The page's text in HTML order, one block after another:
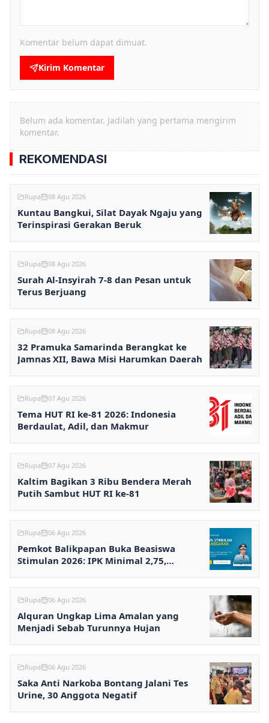
Komentar belum dapat dimuat.
Kirim Komentar
Belum ada komentar. Jadilah yang pertama mengirim
komentar.
REKOMENDASI
Rupa 08 Agu 2026
Kuntau Bangkui, Silat Dayak Ngaju yang
Terinspirasi Gerakan Beruk
Rupa 08 Agu 2026
Surah Al-Insyirah 7-8 dan Pesan untuk
Terus Berjuang
Rupa 08 Agu 2026
32 Pramuka Samarinda Berangkat ke
Jamnas XII, Bawa Misi Harumkan Daerah
Rupa 07 Agu 2026
Tema HUT RI ke-81 2026: Indonesia
Berdaulat, Adil, dan Makmur
Rupa 07 Agu 2026
Kaltim Bagikan 3 Ribu Bendera Merah
Putih Sambut HUT RI ke-81
Rupa 06 Agu 2026
Pemkot Balikpapan Buka Beasiswa
Stimulan 2026: IPK Minimal 2,75,
Rupa 06 Agu 2026
Alquran Ungkap Lima Amalan yang
Menjadi Sebab Turunnya Hujan
Rupa 06 Agu 2026
Saka Anti Narkoba Bontang Jalani Tes
Urine, 30 Anggota Negatif